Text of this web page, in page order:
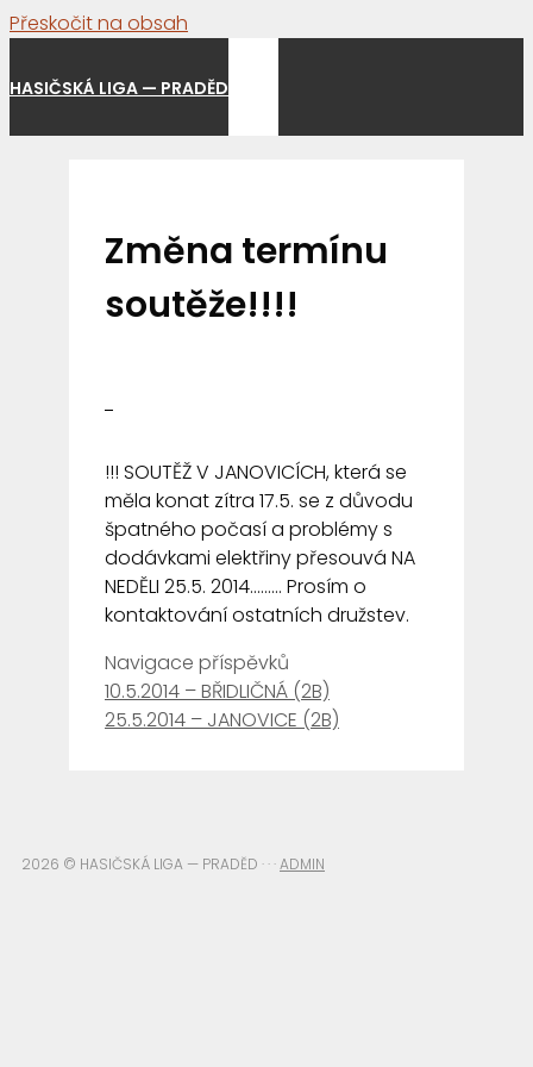
Přeskočit na obsah
HASIČSKÁ LIGA — PRADĚD
Změna termínu
soutěže!!!!
!!! SOUTĚŽ V JANOVICÍCH, která se
měla konat zítra 17.5. se z důvodu
špatného počasí a problémy s
dodávkami elektřiny přesouvá NA
NEDĚLI 25.5. 2014……… Prosím o
kontaktování ostatních družstev.
Navigace příspěvků
10.5.2014 – BŘIDLIČNÁ (2B)
25.5.2014 – JANOVICE (2B)
2026 © HASIČSKÁ LIGA — PRADĚD · · ·ADMIN